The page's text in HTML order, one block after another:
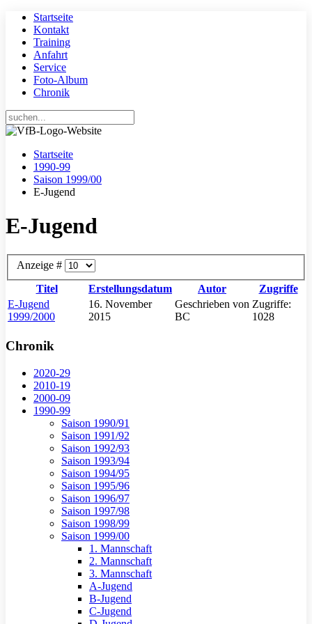
Startseite
Kontakt
Training
Anfahrt
Service
Foto-Album
Chronik
Startseite
1990-99
Saison 1999/00
E-Jugend
E-Jugend
Anzeige #
Titel
Erstellungsdatum Autor
Zugriffe
E-Jugend
1999/2000
16. November
2015
Geschrieben von
BC
Zugriffe:
1028
Chronik
2020-29
2010-19
2000-09
1990-99
Saison 1990/91
Saison 1991/92
Saison 1992/93
Saison 1993/94
Saison 1994/95
Saison 1995/96
Saison 1996/97
Saison 1997/98
Saison 1998/99
Saison 1999/00
1. Mannschaft
2. Mannschaft
3. Mannschaft
A-Jugend
B-Jugend
C-Jugend